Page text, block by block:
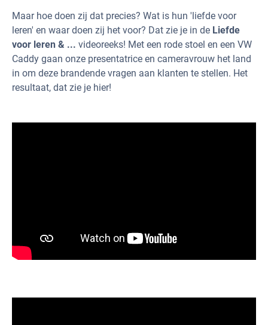
Maar hoe doen zij dat precies? Wat is hun 'liefde voor
leren' en waar doen zij het voor? Dat zie je in de Liefde
voor leren & ... videoreeks! Met een rode stoel en een VW
Caddy gaan onze presentatrice en cameravrouw het land
in om deze brandende vragen aan klanten te stellen. Het
resultaat, dat zie je hier!